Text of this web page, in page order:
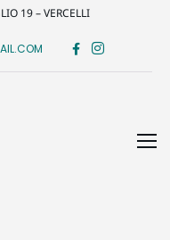
19 – VERCELLI